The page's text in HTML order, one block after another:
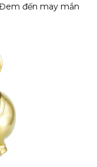
đến may mắn